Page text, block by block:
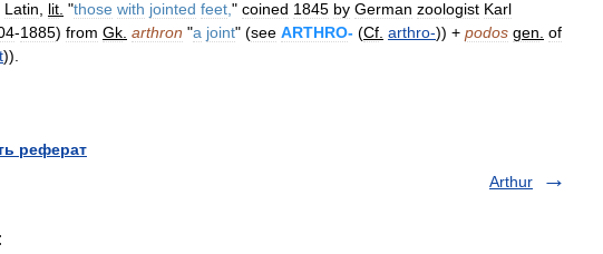
Latin lit "those with jointed feet " coined 1845 by German zoologist Karl
-1885) from Gk arthron "a joint" (see ARTHRO- (Cf arthro-)) + podos gen of
)).
реферат
Arthur